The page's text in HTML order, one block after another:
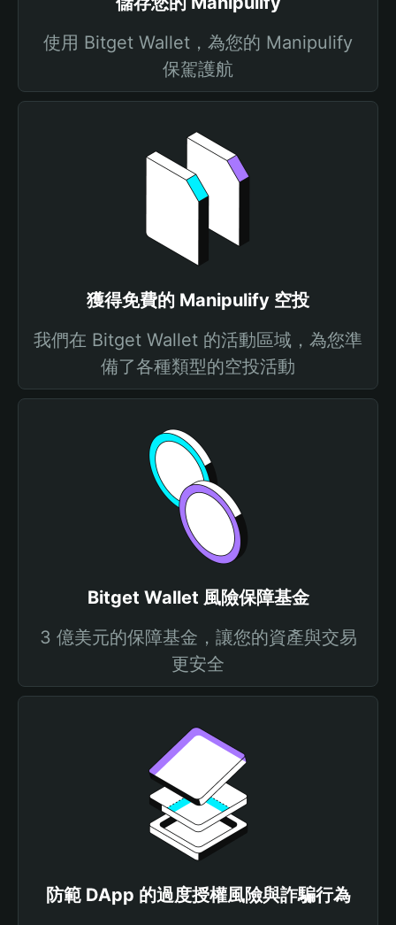
使用 Bitget Wallet，為您的 Manipulify
保駕護航
獲得免費的 Manipulify 空投
我們在 Bitget Wallet 的活動區域，為您準
備了各種類型的空投活動
Bitget Wallet 風險保障基金
3 億美元的保障基金，讓您的資產與交易
更安全
防範 DApp 的過度授權風險與詐騙行為